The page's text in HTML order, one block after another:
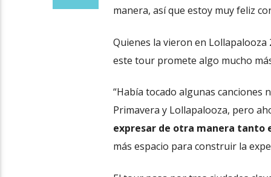
manera, así que estoy muy feliz
Quienes la vieron en
este tour promete algo mucho
“Había tocado algunas canciones
Primavera y Lollapalooza, pero
expresar de otra manera tanto
más espacio para construir la